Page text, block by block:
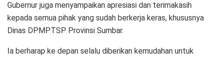
Gubernur juga menyampaikan apresiasi dan terimakasih
kepada semua pihak yang sudah berkerja keras, khususnya
Dinas DPMPTSP Provinsi Sumbar.
Ia berharap ke depan selalu diberikan kemudahan untuk